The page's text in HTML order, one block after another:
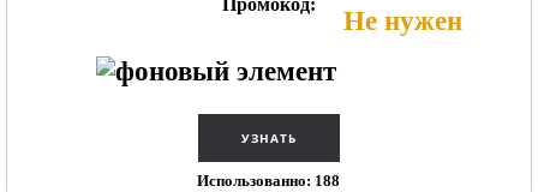
Промокод:
Не нужен
Использованно: 188